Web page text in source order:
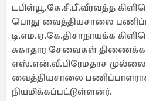
டபிள்யூ.கே.சீ.பீ.வீரவத்த
பொது வைத்தியசாலை
டி.எம.ஏ.கே.திசாநாயக்க
சுகாதார சேவைகள்
எஸ்.என்.வீ.பிரேமதாச
வைத்தியசாலை
நியமிக்கப்பட்டுள்ளனர்.